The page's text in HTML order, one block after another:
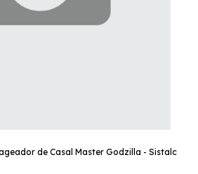
de Casal Master Godzilla - Sistalc